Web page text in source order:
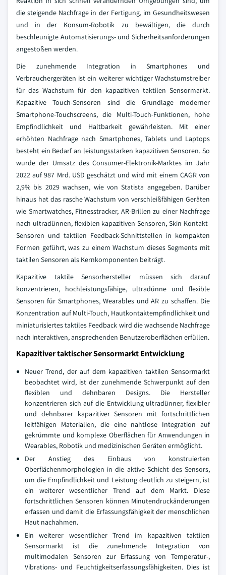
die steigende Nachfrage in der Fertigung, im Gesundheitswesen
und in der Konsum-Robotik zu bewältigen, die durch
beschleunigte Automatisierungs- und Sicherheitsanforderungen
angestoßen werden.
Die zunehmende Integration in Smartphones und
Verbrauchergeräten ist ein weiterer wichtiger Wachstumstreiber
für das Wachstum für den kapazitiven taktilen Sensormarkt.
Kapazitive Touch-Sensoren sind die Grundlage moderner
Smartphone-Touchscreens, die Multi-Touch-Funktionen, hohe
Empfindlichkeit und Haltbarkeit gewährleisten. Mit einer
erhöhten Nachfrage nach Smartphones, Tablets und Laptops
besteht ein Bedarf an leistungsstarken kapazitiven Sensoren. So
wurde der Umsatz des Consumer-Elektronik-Marktes im Jahr
2022 auf 987 Mrd. USD geschätzt und wird mit einem CAGR von
2,9% bis 2029 wachsen, wie von Statista angegeben. Darüber
hinaus hat das rasche Wachstum von verschleißfähigen Geräten
wie Smartwatches, Fitnesstracker, AR-Brillen zu einer Nachfrage
nach ultradünnen, flexiblen kapazitiven Sensoren, Skin-Kontakt-
Sensoren und taktilen Feedback-Schnittstellen in kompakten
Formen geführt, was zu einem Wachstum dieses Segments mit
taktilen Sensoren als Kernkomponenten beiträgt.
Kapazitive taktile Sensorhersteller müssen sich darauf
konzentrieren, hochleistungsfähige, ultradünne und flexible
Sensoren für Smartphones, Wearables und AR zu schaffen. Die
Konzentration auf Multi-Touch, Hautkontaktempfindlichkeit und
miniaturisiertes taktiles Feedback wird die wachsende Nachfrage
nach interaktiven, ansprechenden Benutzeroberflächen erfüllen.
Kapazitiver taktischer Sensormarkt Entwicklung
Neuer Trend, der auf dem kapazitiven taktilen Sensormarkt
beobachtet wird, ist der zunehmende Schwerpunkt auf den
flexiblen und dehnbaren Designs. Die Hersteller
konzentrieren sich auf die Entwicklung ultradünner, flexibler
und dehnbarer kapazitiver Sensoren mit fortschrittlichen
leitfähigen Materialien, die eine nahtlose Integration auf
gekrümmte und komplexe Oberflächen für Anwendungen in
Wearables, Robotik und medizinischen Geräten ermöglicht.
Der Anstieg des Einbaus von konstruierten
Oberflächenmorphologien in die aktive Schicht des Sensors,
um die Empfindlichkeit und Leistung deutlich zu steigern, ist
ein weiterer wesentlicher Trend auf dem Markt. Diese
fortschrittlichen Sensoren können Minutendruckänderungen
erfassen und damit die Erfassungsfähigkeit der menschlichen
Haut nachahmen.
Ein weiterer wesentlicher Trend im kapazitiven taktilen
Sensormarkt ist die zunehmende Integration von
multimodalen Sensoren zur Erfassung von Temperatur-,
Vibrations- und Feuchtigkeitserfassungsfähigkeiten. Dies ist